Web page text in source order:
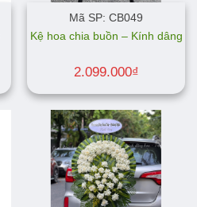
Mã SP: CB049
Kệ hoa chia buồn – Kính dâng
2.099.000₫